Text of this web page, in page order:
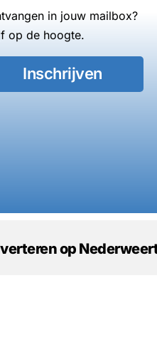
in jouw mailbox?
op de hoogte.
Inschrijven
op